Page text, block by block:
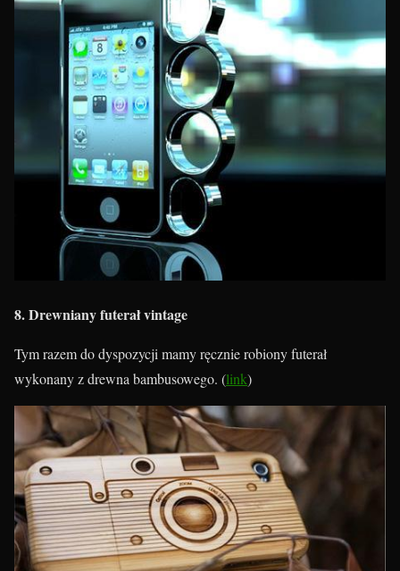
8. Drewniany futerał vintage
Tym razem do dyspozycji mamy ręcznie robiony futerał
wykonany z drewna bambusowego. (link)